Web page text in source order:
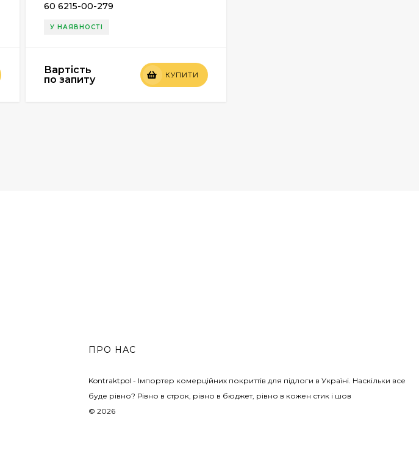
60 6215-00-279
У НАЯВНОСТІ
Вартість
по запиту
КУПИТИ
ПРО НАС
Kontraktpol - Імпортер комерційних покриттів для підлоги в Україні. Наскільки все
буде рівно? Рівно в строк, рівно в бюджет, рівно в кожен стик і шов
© 2026